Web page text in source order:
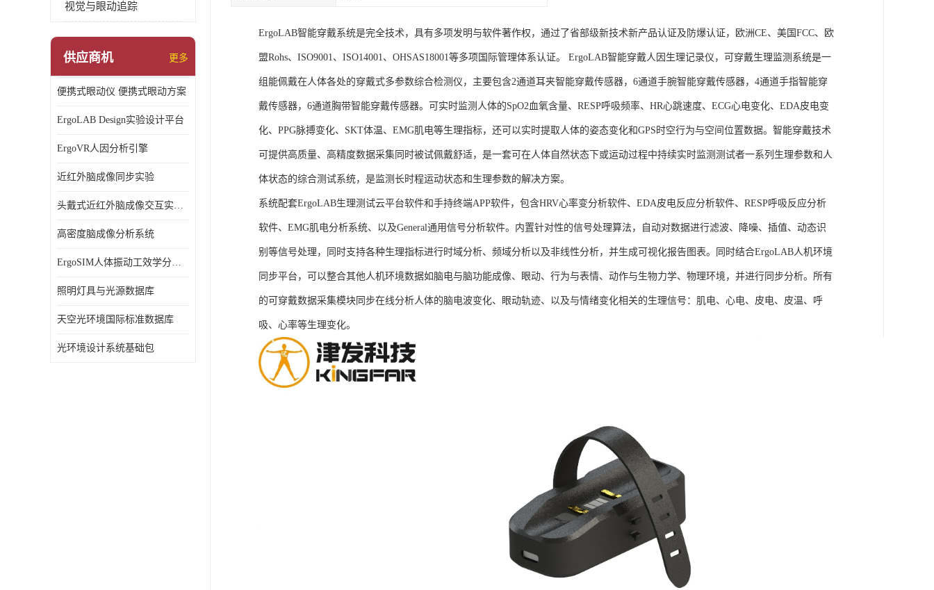
视觉与眼动追踪
供应商机 更多
便携式眼动仪 便携式眼动方案
ErgoLAB Design实验设计平台
ErgoVR人因分析引擎
近红外脑成像同步实验
头戴式近红外脑成像交互实验室
高密度脑成像分析系统
ErgoSIM人体振动工效学分析系统
照明灯具与光源数据库
天空光环境国际标准数据库
光环境设计系统基础包
ErgoLAB智能穿戴系统是完全技术，具有多项发明与软件著作权，通过了省部级新技术新产品认证及防爆认证，欧洲CE、美国FCC、欧
盟Rohs、ISO9001、ISO14001、OHSAS18001等多项国际管理体系认证。 ErgoLAB智能穿戴人因生理记录仪，可穿戴生理监测系统是一
组能佩戴在人体各处的穿戴式多参数综合检测仪，主要包含2通道耳夹智能穿戴传感器，6通道手腕智能穿戴传感器，4通道手指智能穿
戴传感器，6通道胸带智能穿戴传感器。可实时监测人体的SpO2血氧含量、RESP呼吸频率、HR心跳速度、ECG心电变化、EDA皮电变
化、PPG脉搏变化、SKT体温、EMG肌电等生理指标，还可以实时提取人体的姿态变化和GPS时空行为与空间位置数据。智能穿戴技术
可提供高质量、高精度数据采集同时被试佩戴舒适，是一套可在人体自然状态下或运动过程中持续实时监测测试者一系列生理参数和人
体状态的综合测试系统，是监测长时程运动状态和生理参数的解决方案。
系统配套ErgoLAB生理测试云平台软件和手持终端APP软件，包含HRV心率变分析软件、EDA皮电反应分析软件、RESP呼吸反应分析
软件、EMG肌电分析系统、以及General通用信号分析软件。内置针对性的信号处理算法，自动对数据进行滤波、降噪、插值、动态识
别等信号处理，同时支持各种生理指标进行时域分析、频域分析以及非线性分析，并生成可视化报告图表。同时结合ErgoLAB人机环境
同步平台，可以整合其他人机环境数据如脑电与脑功能成像、眼动、行为与表情、动作与生物力学、物理环境，并进行同步分析。所有
的可穿戴数据采集模块同步在线分析人体的脑电波变化、眼动轨迹、以及与情绪变化相关的生理信号：肌电、心电、皮电、皮温、呼
吸、心率等生理变化。